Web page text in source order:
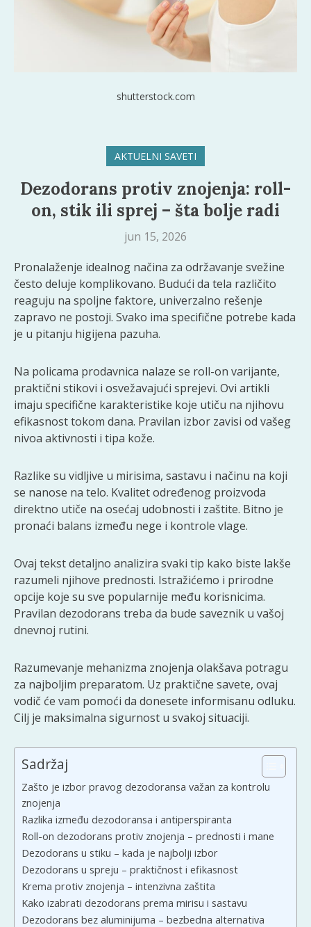
shutterstock.com
AKTUELNI SAVETI
Dezodorans protiv znojenja: roll-
on, stik ili sprej – šta bolje radi
jun 15, 2026
Pronalaženje idealnog načina za održavanje svežine
često deluje komplikovano. Budući da tela različito
reaguju na spoljne faktore, univerzalno rešenje
zapravo ne postoji. Svako ima specifične potrebe kada
je u pitanju higijena pazuha.
Na policama prodavnica nalaze se roll-on varijante,
praktični stikovi i osvežavajući sprejevi. Ovi artikli
imaju specifične karakteristike koje utiču na njihovu
efikasnost tokom dana. Pravilan izbor zavisi od vašeg
nivoa aktivnosti i tipa kože.
Razlike su vidljive u mirisima, sastavu i načinu na koji
se nanose na telo. Kvalitet određenog proizvoda
direktno utiče na osećaj udobnosti i zaštite. Bitno je
pronaći balans između nege i kontrole vlage.
Ovaj tekst detaljno analizira svaki tip kako biste lakše
razumeli njihove prednosti. Istražićemo i prirodne
opcije koje su sve popularnije među korisnicima.
Pravilan dezodorans treba da bude saveznik u vašoj
dnevnoj rutini.
Razumevanje mehanizma znojenja olakšava potragu
za najboljim preparatom. Uz praktične savete, ovaj
vodič će vam pomoći da donesete informisanu odluku.
Cilj je maksimalna sigurnost u svakoj situaciji.
Sadržaj
Zašto je izbor pravog dezodoransa važan za kontrolu
znojenja
Razlika između dezodoransa i antiperspiranta
Roll-on dezodorans protiv znojenja – prednosti i mane
Dezodorans u stiku – kada je najbolji izbor
Dezodorans u spreju – praktičnost i efikasnost
Krema protiv znojenja – intenzivna zaštita
Kako izabrati dezodorans prema mirisu i sastavu
Dezodorans bez aluminijuma – bezbedna alternativa